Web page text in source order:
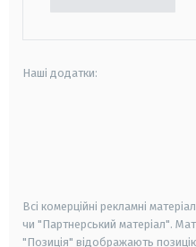
Наші додатки:
Всі комерційні рекламні
чи "Партнерський матеріал".
"Позиція" відображають